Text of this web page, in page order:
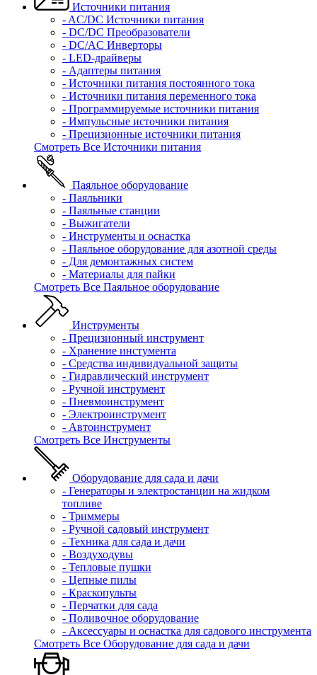
Источники питания
- AC/DC Источники питания
- DC/DC Преобразователи
- DC/AC Инверторы
- LED-драйверы
- Адаптеры питания
- Источники питания постоянного тока
- Источники питания переменного тока
- Программируемые источники питания
- Импульсные источники питания
- Прецизионные источники питания
Смотреть Все Источники питания
Паяльное оборудование
- Паяльники
- Паяльные станции
- Выжигатели
- Инструменты и оснастка
- Паяльное оборудование для азотной среды
- Для демонтажных систем
- Материалы для пайки
Смотреть Все Паяльное оборудование
Инструменты
- Прецизионный инструмент
- Хранение инстумента
- Средства индивидуальной защиты
- Гидравлический инструмент
- Ручной инструмент
- Пневмоинструмент
- Электроинструмент
- Автоинструмент
Смотреть Все Инструменты
Оборудование для сада и дачи
- Генераторы и электростанции на жидком
топливе
- Триммеры
- Ручной садовый инструмент
- Техника для сада и дачи
- Воздуходувы
- Тепловые пушки
- Цепные пилы
- Краскопульты
- Перчатки для сада
- Поливочное оборудование
- Аксессуары и оснастка для садового инструмента
Смотреть Все Оборудование для сада и дачи